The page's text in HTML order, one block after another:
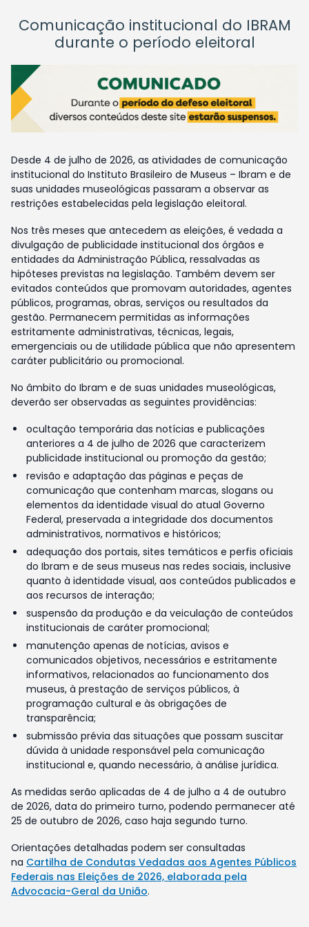
Comunicação institucional do IBRAM
durante o período eleitoral
Desde 4 de julho de 2026, as atividades de comunicação
institucional do Instituto Brasileiro de Museus – Ibram e de
suas unidades museológicas passaram a observar as
restrições estabelecidas pela legislação eleitoral.
Nos três meses que antecedem as eleições, é vedada a
divulgação de publicidade institucional dos órgãos e
entidades da Administração Pública, ressalvadas as
hipóteses previstas na legislação. Também devem ser
evitados conteúdos que promovam autoridades, agentes
públicos, programas, obras, serviços ou resultados da
gestão. Permanecem permitidas as informações
estritamente administrativas, técnicas, legais,
emergenciais ou de utilidade pública que não apresentem
caráter publicitário ou promocional.
No âmbito do Ibram e de suas unidades museológicas,
deverão ser observadas as seguintes providências:
ocultação temporária das notícias e publicações
anteriores a 4 de julho de 2026 que caracterizem
publicidade institucional ou promoção da gestão;
revisão e adaptação das páginas e peças de
comunicação que contenham marcas, slogans ou
elementos da identidade visual do atual Governo
Federal, preservada a integridade dos documentos
administrativos, normativos e históricos;
adequação dos portais, sites temáticos e perfis oficiais
do Ibram e de seus museus nas redes sociais, inclusive
quanto à identidade visual, aos conteúdos publicados e
aos recursos de interação;
suspensão da produção e da veiculação de conteúdos
institucionais de caráter promocional;
manutenção apenas de notícias, avisos e
comunicados objetivos, necessários e estritamente
informativos, relacionados ao funcionamento dos
museus, à prestação de serviços públicos, à
programação cultural e às obrigações de
transparência;
submissão prévia das situações que possam suscitar
dúvida à unidade responsável pela comunicação
institucional e, quando necessário, à análise jurídica.
As medidas serão aplicadas de 4 de julho a 4 de outubro
de 2026, data do primeiro turno, podendo permanecer até
25 de outubro de 2026, caso haja segundo turno.
Orientações detalhadas podem ser consultadas
na Cartilha de Condutas Vedadas aos Agentes Públicos
Federais nas Eleições de 2026, elaborada pela
Advocacia-Geral da União.